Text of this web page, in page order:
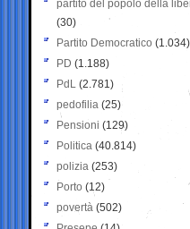
partito del popolo della
(30)
Partito Democratico (1.034)
PD (1.188)
PdL (2.781)
pedofilia (25)
Pensioni (129)
Politica (40.814)
polizia (253)
Porto (12)
povertà (502)